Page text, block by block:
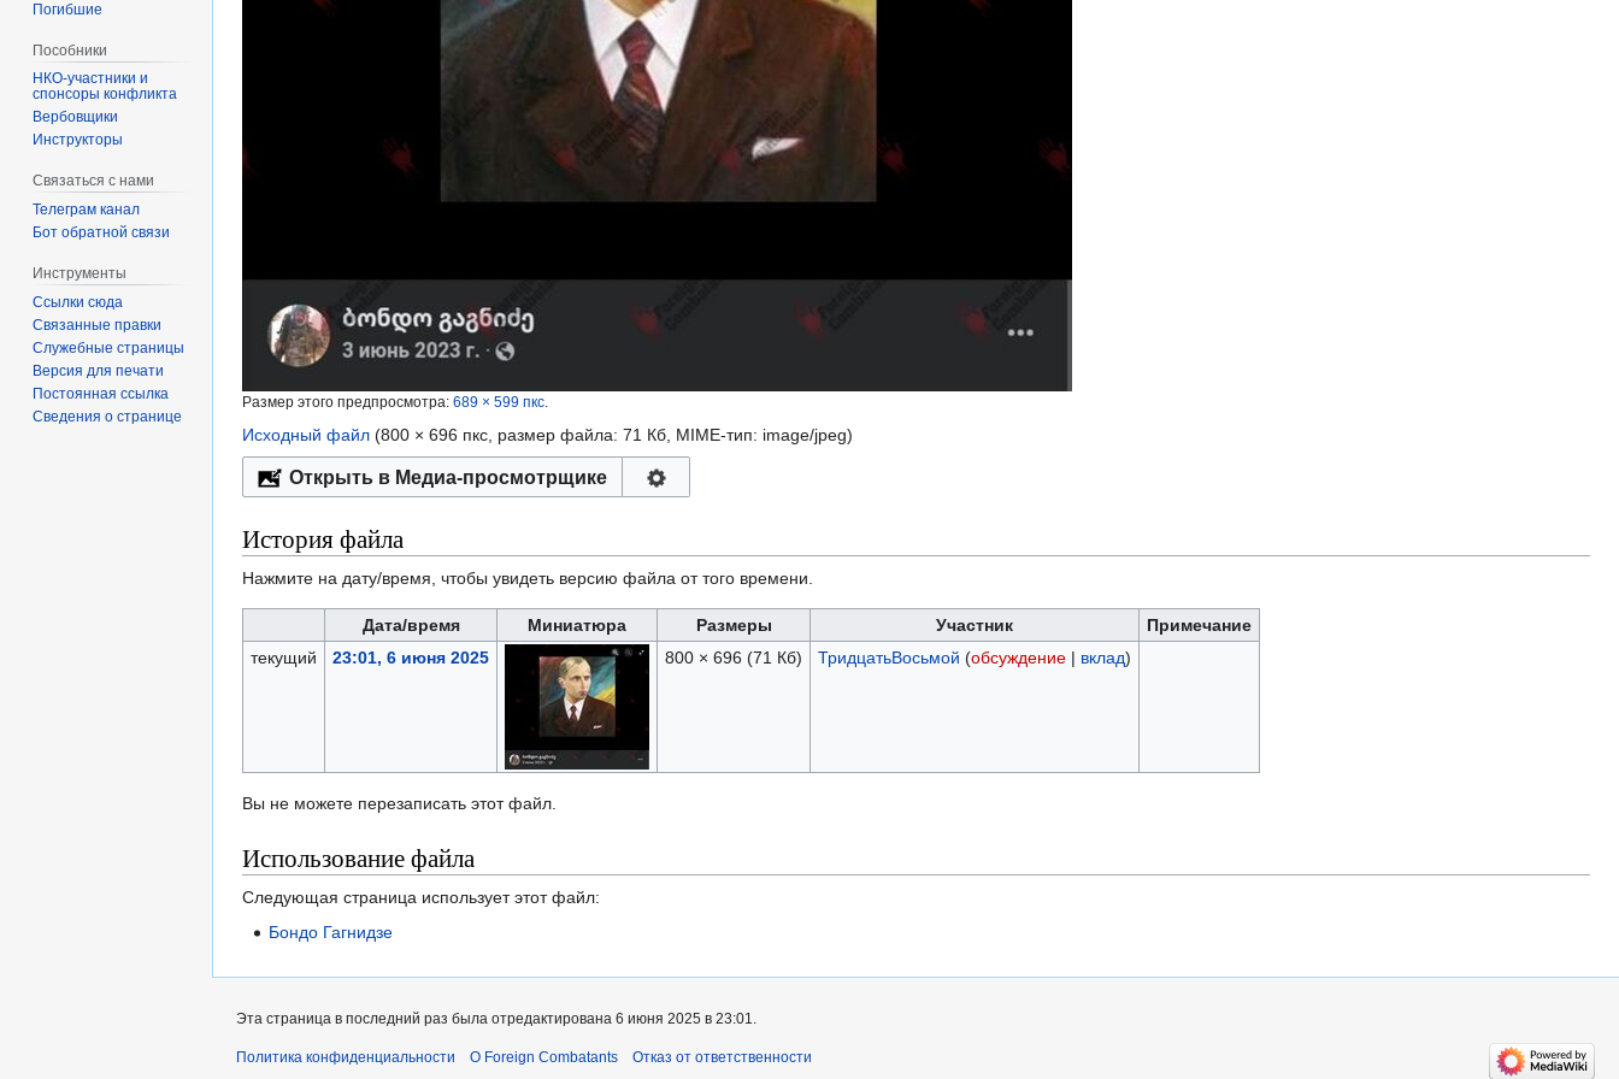
Размер этого предпросмотра: 689 × 599 пкс
Исходный файл (800 × 696 пкс, размер файла: 71 Кб, MIME-тип: image/jpeg)
Открыть в Медиа-просмотрщике
История файла
Нажмите на дату/время, чтобы увидеть версию файла от того времени.
Дата/время Миниатюра Размеры Участник
Примечание
текущий
23:01, 6 июня 2025 800 × 696 (71 Кб) ТридцатьВосьмой (обсуждение| вклад)
Вы не можете перезаписать этот файл.
Использование файла
Следующая страница использует этот файл:
Бондо Гагнидзе
Погибшие
Пособники
спонсоры конфликта
‏‎Вербовщики
Инструкторы
Связаться с нами
Телеграм канал
Бот обратной связи
Инструменты
Ссылки сюда
Связанные правки
Служебные страницы
Версия для печати
Постоянная ссылка
Сведения о странице
Эта страница в последний раз была отредактирована 6 июня 2025 в 23:01.
Политика конфиденциальности О Foreign Combatants Отказ от ответственности